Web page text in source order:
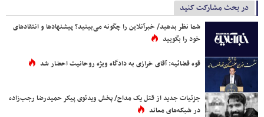
در بحث مشارکت کنید
شما نظر بدهید/ خبرآنلاین را چگونه می‌بینید؟ پیشنهادها و انتقادهای
خود را بگویید
قوه قضائیه: آقای خرازی به دادگاه ویژه روحانیت احضار شد
جزئیات جدید از قتل یک مداح/ پخش ویدئوی پیکر حمیدرضا رجب‌زاده
در شبکه‌های معاند